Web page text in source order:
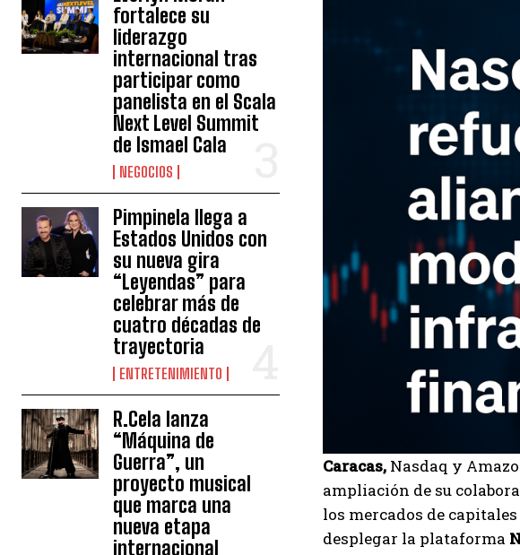
fortalece su
liderazgo
internacional tras
participar como
panelista en el Scala
Next Level Summit
de Ismael Cala
NEGOCIOS
Pimpinela llega a
Estados Unidos con
su nueva gira
“Leyendas” para
celebrar más de
cuatro décadas de
trayectoria
ENTRETENIMIENTO
R.Cela lanza
“Máquina de
Guerra”, un
proyecto musical
que marca una
nueva etapa
internacional
Caracas, Nasdaq y
ampliación de su
los mercados de
desplegar la plataforma